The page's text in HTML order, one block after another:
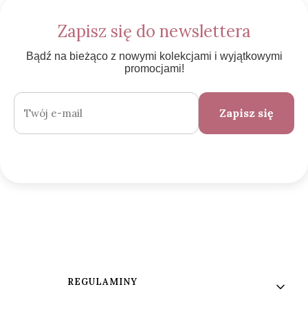
Zapisz się do newslettera
Bądź na bieżąco z nowymi kolekcjami i wyjątkowymi
promocjami!
Zapisz się
Linki w stopce
REGULAMINY